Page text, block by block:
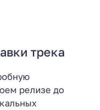
трека
релизе до